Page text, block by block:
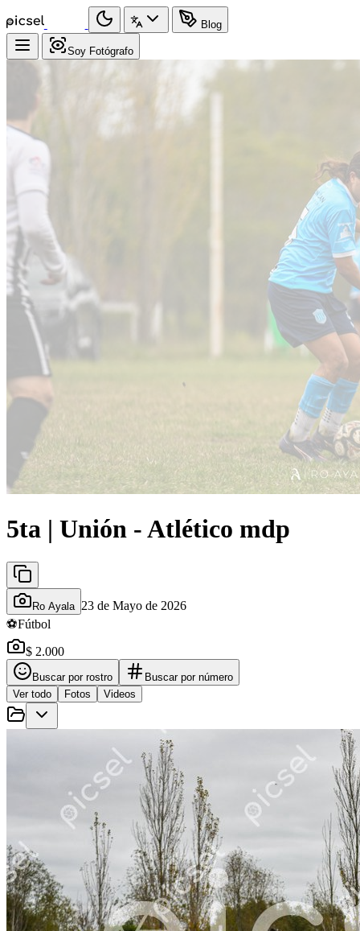
Blog
Soy Fotógrafo
5ta | Unión - Atlético mdp
Ro Ayala 23 de Mayo de 2026
⚽Fútbol
$ 2.000
Buscar por rostro
Buscar por número
Ver todo
Fotos Videos